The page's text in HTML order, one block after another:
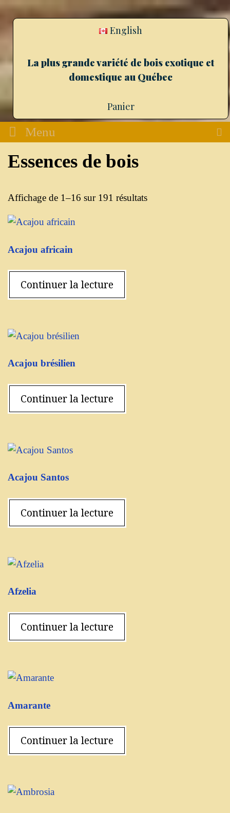
English
La plus grande variété de bois exotique et
domestique au Québec
Panier
Menu
Essences de bois
Affichage de 1–16 sur 191 résultats
Acajou africain
Continuer la lecture
Acajou brésilien
Continuer la lecture
Acajou Santos
Continuer la lecture
Afzelia
Continuer la lecture
Amarante
Continuer la lecture